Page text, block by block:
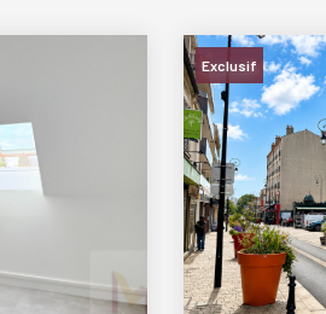
Exclusif